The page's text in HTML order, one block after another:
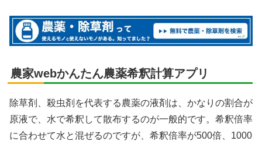
農家webかんたん農薬希釈計算アプリ
除草剤、殺虫剤を代表する農薬の液剤は、かなりの割合が
原液で、水で希釈して散布するのが一般的です。希釈倍率
に合わせて水と混ぜるのですが、希釈倍率が500倍、1000